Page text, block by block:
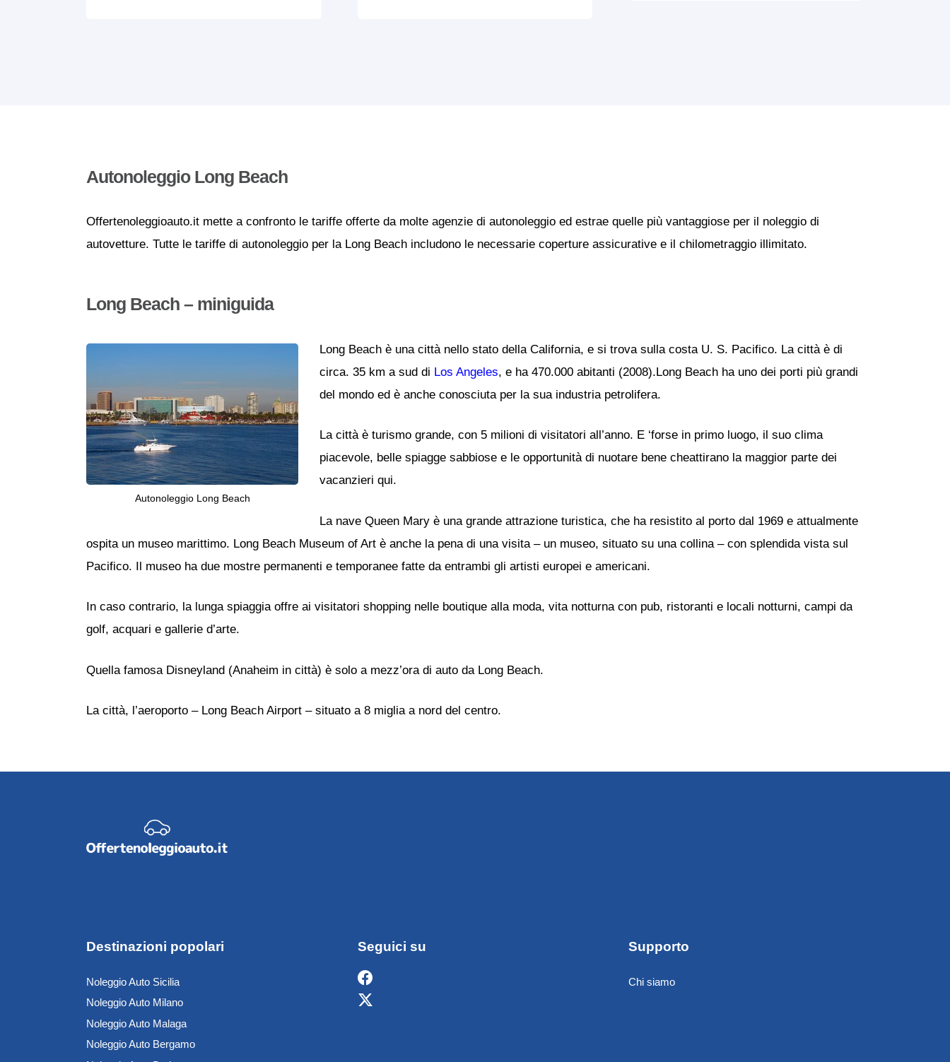
Autonoleggio Long Beach
Offertenoleggioauto.it mette a confronto le tariffe offerte da molte agenzie di autonoleggio ed estrae quelle più vantaggiose per il noleggio di
autovetture. Tutte le tariffe di autonoleggio per la Long Beach includono le necessarie coperture assicurative e il chilometraggio illimitato.
Long Beach – miniguida
Autonoleggio Long Beach
Long Beach è una città nello stato della California, e si trova sulla costa U. S. Pacifico. La città è di
circa. 35 km a sud di Los Angeles, e ha 470.000 abitanti (2008).Long Beach ha uno dei porti più grandi
del mondo ed è anche conosciuta per la sua industria petrolifera.
La città è turismo grande, con 5 milioni di visitatori all’anno. E ‘forse in primo luogo, il suo clima
piacevole, belle spiagge sabbiose e le opportunità di nuotare bene cheattirano la maggior parte dei
vacanzieri qui.
La nave Queen Mary è una grande attrazione turistica, che ha resistito al porto dal 1969 e attualmente
ospita un museo marittimo. Long Beach Museum of Art è anche la pena di una visita – un museo, situato su una collina – con splendida vista sul
Pacifico. Il museo ha due mostre permanenti e temporanee fatte da entrambi gli artisti europei e americani.
In caso contrario, la lunga spiaggia offre ai visitatori shopping nelle boutique alla moda, vita notturna con pub, ristoranti e locali notturni, campi da
golf, acquari e gallerie d’arte.
Quella famosa Disneyland (Anaheim in città) è solo a mezz’ora di auto da Long Beach.
La città, l’aeroporto – Long Beach Airport – situato a 8 miglia a nord del centro.
Destinazioni popolari
Noleggio Auto Sicilia
Noleggio Auto Milano
Noleggio Auto Malaga
Noleggio Auto Bergamo
Seguici su Supporto
Chi siamo